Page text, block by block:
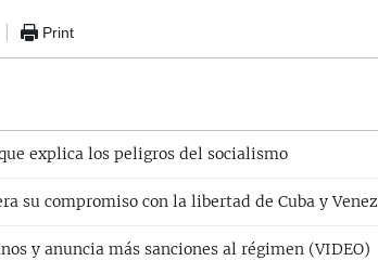
Print
explica los peligros del socialismo
su compromiso con la libertad de Cuba y
y anuncia más sanciones al régimen (VIDEO)